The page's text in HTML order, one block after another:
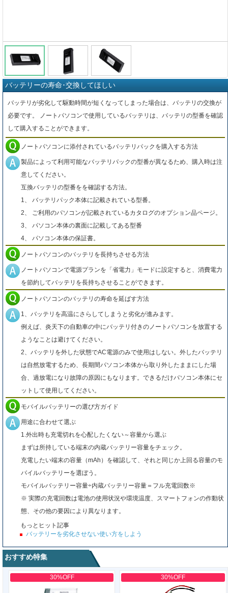
バッテリーの寿命･交換してほしい
バッテリが劣化して駆動時間が短くなってしまった場合は、バッテリの交換が
必要です。 ノートパソコンで使用しているバッテリは、バッテリの型番を確認
して購入することができます。
ノートパソコンに添付されているバッテリパックを購入する方法
製品によって利用可能なバッテリパックの型番が異なるため、購入時は注
意してください。
互換バッテリの型番をを確認する方法。
1、 バッテリパック本体に記載されている型番。
2、 ご利用のパソコンが記載されているカタログのオプション品ページ。
3、 パソコン本体の裏面に記載してある型番
4、 パソコン本体の保証書。
ノートパソコンのバッテリを長持ちさせる方法
ノートパソコンで電源プランを「省電力」モードに設定すると、消費電力
を節約してバッテリを長持ちさせることができます。
ノートパソコンのバッテリの寿命を延ばす方法
1、バッテリを高温にさらしてしまうと劣化が進みます。
例えば、炎天下の自動車の中にバッテリ付きのノートパソコンを放置する
ようなことは避けてください。
2、バッテリを外した状態でAC電源のみで使用はしない。外したバッテリ
は自然放電するため、長期間パソコン本体から取り外したままにした場
合、過放電になり故障の原因にもなります。できるだけパソコン本体にセ
ットして使用してください。
モバイルバッテリーの選び方ガイド
用途に合わせて選ぶ
1.外出時も充電切れを心配したくない～容量から選ぶ
まずは所持している端末の内蔵バッテリー容量をチェック。
充電したい端末の容量（mAh）を確認して、それと同じか上回る容量のモ
バイルバッテリーを選ぼう。
モバイルバッテリー容量÷内蔵バッテリー容量＝フル充電回数※
※ 実際の充電回数は電池の使用状況や環境温度、スマートフォンの作動状
態、その他の要因により異なります。
もっとヒット記事
バッテリーを劣化させない使い方をしよう
おすすめ特集
30%OFF 30%OFF